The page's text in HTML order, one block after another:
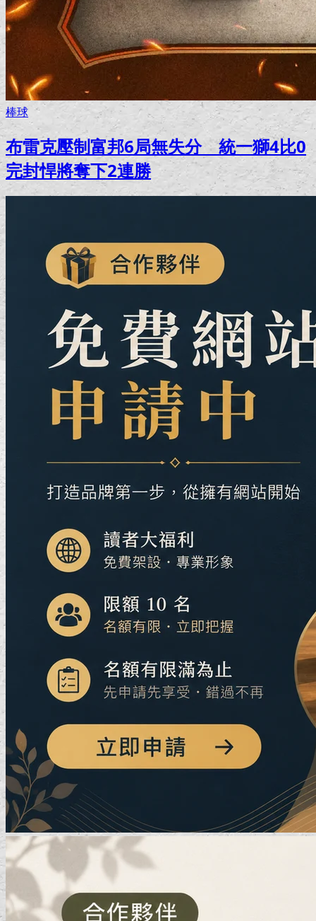
棒球
布雷克壓制富邦6局無失分 統一獅4比0
完封悍將奪下2連勝